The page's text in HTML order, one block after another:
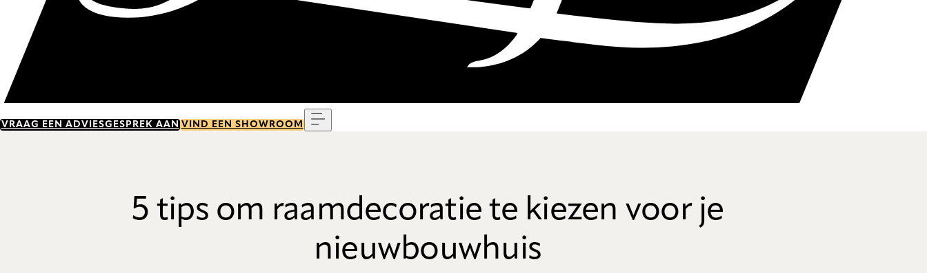
VRAAG EEN ADVIESGESPREK AAN VIND EEN SHOWROOM
5 tips om raamdecoratie te kiezen voor je
nieuwbouwhuis